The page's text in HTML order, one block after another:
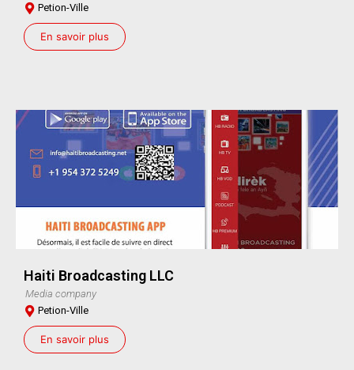
Petion-Ville
En savoir plus
Haiti Broadcasting LLC
Media company
Petion-Ville
En savoir plus